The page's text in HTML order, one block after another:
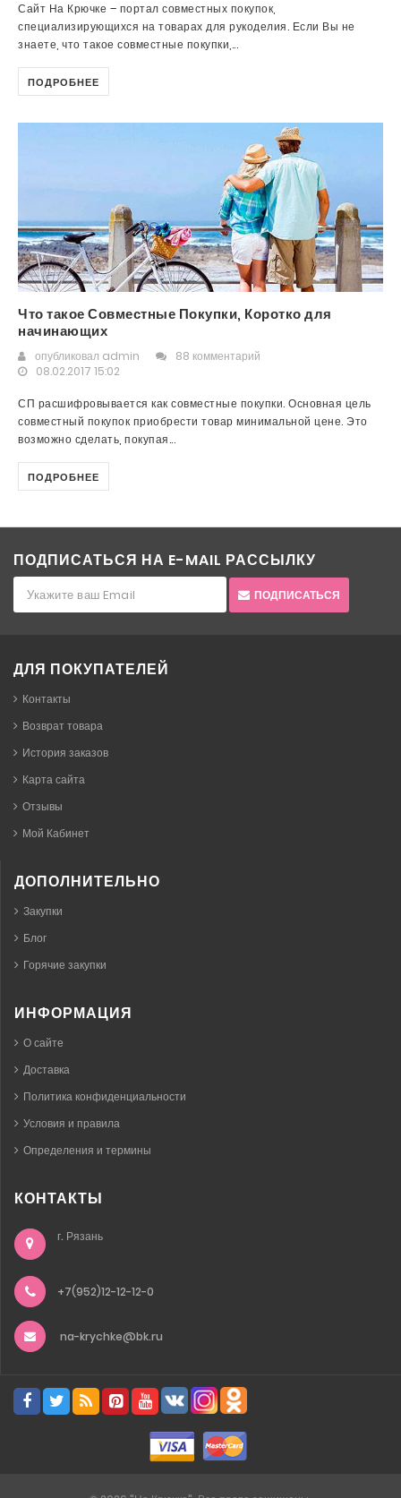
Сайт На Крючке – портал совместных покупок,
специализирующихся на товарах для рукоделия. Если Вы не
знаете, что такое совместные покупки,...
ПОДРОБНЕЕ
Что такое Совместные Покупки, Коротко для
начинающих
опубликовал admin
88 комментарий
08.02.2017 15:02
СП расшифровывается как совместные покупки. Основная цель
совместный покупок приобрести товар минимальной цене. Это
возможно сделать, покупая...
ПОДРОБНЕЕ
ПОДПИСАТЬСЯ НА E-MAIL РАССЫЛКУ
ПОДПИСАТЬСЯ
ДЛЯ ПОКУПАТЕЛЕЙ
Контакты
Возврат товара
История заказов
Карта сайта
Отзывы
Мой Кабинет
ДОПОЛНИТЕЛЬНО
Закупки
Блог
Горячие закупки
ИНФОРМАЦИЯ
О сайте
Доставка
Политика конфиденциальности
Условия и правила
Определения и термины
КОНТАКТЫ
г. Рязань
+7(952)12-12-12-0
na-krychke@bk.ru